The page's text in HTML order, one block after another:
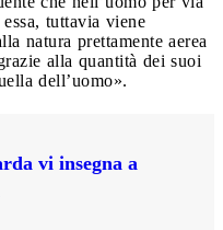
tuttavia viene
natura prettamente aerea
alla quantità dei suoi
dell’uomo».
vi insegna a